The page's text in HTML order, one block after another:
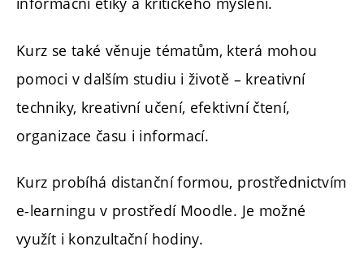
Kurz se také věnuje tématům, která mohou
pomoci v dalším studiu i životě – kreativní
techniky, kreativní učení, efektivní čtení,
organizace času i informací.
Kurz probíhá distanční formou, prostřednictvím
e-learningu v prostředí Moodle. Je možné
využít i konzultační hodiny.